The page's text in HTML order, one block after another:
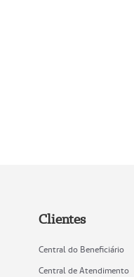
Clientes
Central do Beneficiário
Central de Atendimento